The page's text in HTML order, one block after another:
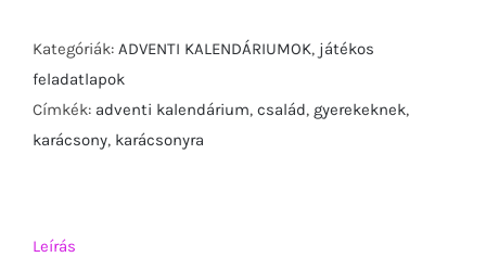
-
nyomtatható
csomag-
mennyiség
Kategóriák: ADVENTI KALENDÁRIUMOK, játékos
feladatlapok
Címkék: adventi kalendárium, család, gyerekeknek,
karácsony, karácsonyra
Leírás